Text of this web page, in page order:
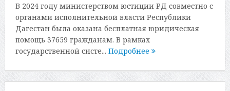
В 2024 году министерством юстиции РД совместно с
органами исполнительной власти Республики
Дагестан была оказана бесплатная юридическая
помощь 37659 гражданам. В рамках
государственной систе... Подробнее